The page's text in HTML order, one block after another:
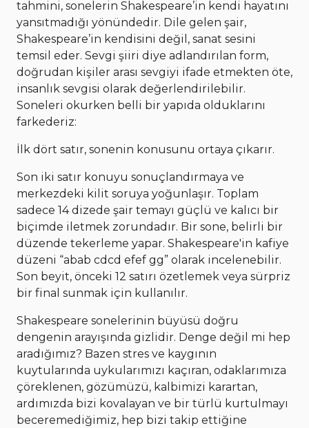
tahmini, sonelerin Shakespeare’in kendi hayatını
yansıtmadığı yönündedir. Dile gelen şair,
Shakespeare’in kendisini değil, sanat sesini
temsil eder. Sevgi şiiri diye adlandırılan form,
doğrudan kişiler arası sevgiyi ifade etmekten öte,
insanlık sevgisi olarak değerlendirilebilir.
Soneleri okurken belli bir yapıda olduklarını
farkederiz:
İlk dört satır, sonenin konusunu ortaya çıkarır.
Son iki satır konuyu sonuçlandırmaya ve
merkezdeki kilit soruya yoğunlaşır. Toplam
sadece 14 dizede şair temayı güçlü ve kalıcı bir
biçimde iletmek zorundadır. Bir sone, belirli bir
düzende tekerleme yapar. Shakespeare'in kafiye
düzeni “abab cdcd efef gg” olarak incelenebilir.
Son beyit, önceki 12 satırı özetlemek veya sürpriz
bir final sunmak için kullanılır.
Shakespeare sonelerinin büyüsü doğru
dengenin arayışında gizlidir. Denge değil mi hep
aradığımız? Bazen stres ve kaygının
kuytularında uykularımızı kaçıran, odaklarımıza
çöreklenen, gözümüzü, kalbimizi karartan,
ardımızda bizi kovalayan ve bir türlü kurtulmayı
beceremediğimiz, hep bizi takip ettiğine